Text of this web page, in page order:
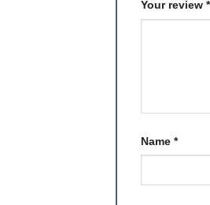
Your review *
Name *